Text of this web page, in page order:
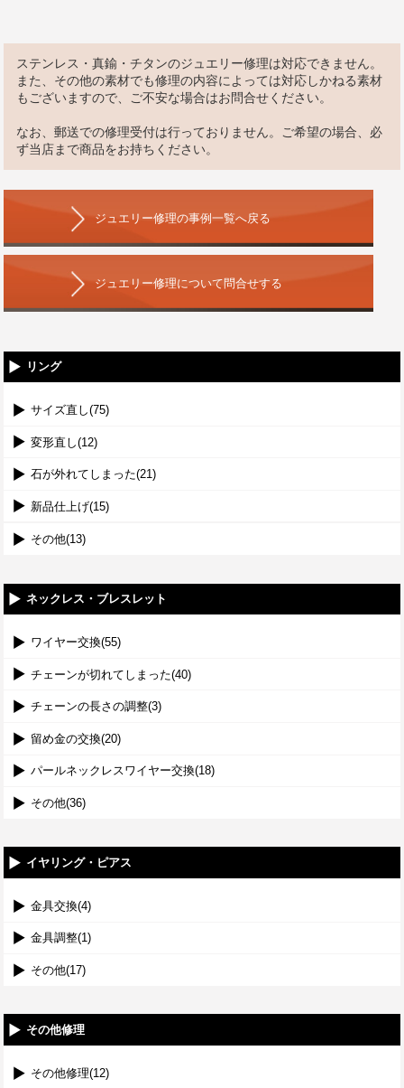
ステンレス・真鍮・チタンのジュエリー修理は対応できません。
また、その他の素材でも修理の内容によっては対応しかねる素材
もございますので、ご不安な場合はお問合せください。
なお、郵送での修理受付は行っておりません。ご希望の場合、必
ず当店まで商品をお持ちください。
ジュエリー修理の事例一覧へ戻る
ジュエリー修理について問合せする
リング
サイズ直し(75)
変形直し(12)
石が外れてしまった(21)
新品仕上げ(15)
その他(13)
ネックレス・ブレスレット
ワイヤー交換(55)
チェーンが切れてしまった(40)
チェーンの長さの調整(3)
留め金の交換(20)
パールネックレスワイヤー交換(18)
その他(36)
イヤリング・ピアス
金具交換(4)
金具調整(1)
その他(17)
その他修理
その他修理(12)